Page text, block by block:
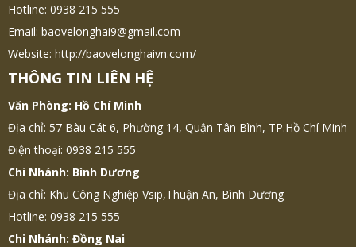
Hotline: 0938 215 555
Email: baovelonghai9@gmail.com
Website: http://baovelonghaivn.com/
THÔNG TIN LIÊN HỆ
Văn Phòng: Hồ Chí Minh
Địa chỉ: 57 Bàu Cát 6, Phường 14, Quận Tân Bình, TP.Hồ Chí Minh
Điện thoại: 0938 215 555
Chi Nhánh: Bình Dương
Địa chỉ: Khu Công Nghiệp Vsip,Thuận An, Bình Dương
Hotline: 0938 215 555
Chi Nhánh: Đồng Nai